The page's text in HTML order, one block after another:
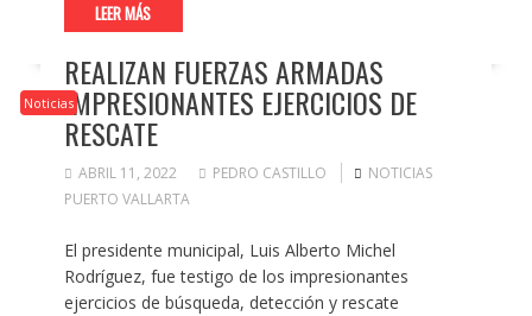
LEER MÁS
Noticias
REALIZAN FUERZAS ARMADAS
IMPRESIONANTES EJERCICIOS DE
RESCATE
ABRIL 11, 2022 PEDRO CASTILLO
NOTICIAS
PUERTO VALLARTA
El presidente municipal, Luis Alberto Michel
Rodríguez, fue testigo de los impresionantes
ejercicios de búsqueda, detección y rescate